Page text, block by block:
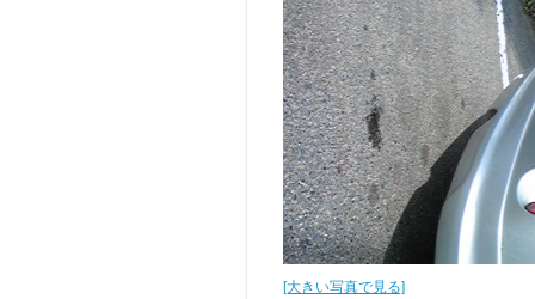
[大きい写真で見る]